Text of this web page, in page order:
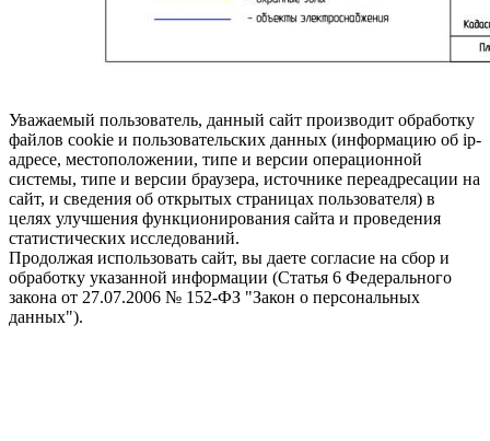
Уважаемый пользователь, данный сайт производит обработку
файлов cookie и пользовательских данных (информацию об ip-
адресе, местоположении, типе и версии операционной
системы, типе и версии браузера, источнике переадресации на
сайт, и сведения об открытых страницах пользователя) в
целях улучшения функционирования сайта и проведения
статистических исследований.
Продолжая использовать сайт, вы даете согласие на сбор и
обработку указанной информации (Статья 6 Федерального
закона от 27.07.2006 № 152-ФЗ "Закон о персональных
данных").